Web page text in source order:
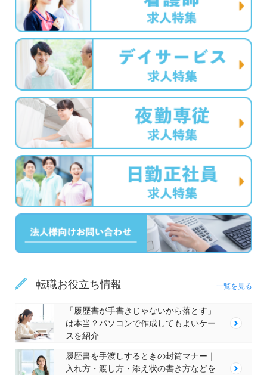
転職お役立ち情報 一覧を見る
「履歴書が手書きじゃないから落とす」
は本当？パソコンで作成してもよいケー
スを紹介
履歴書を手渡しするときの封筒マナー｜
入れ方・渡し方・添え状の書き方などを